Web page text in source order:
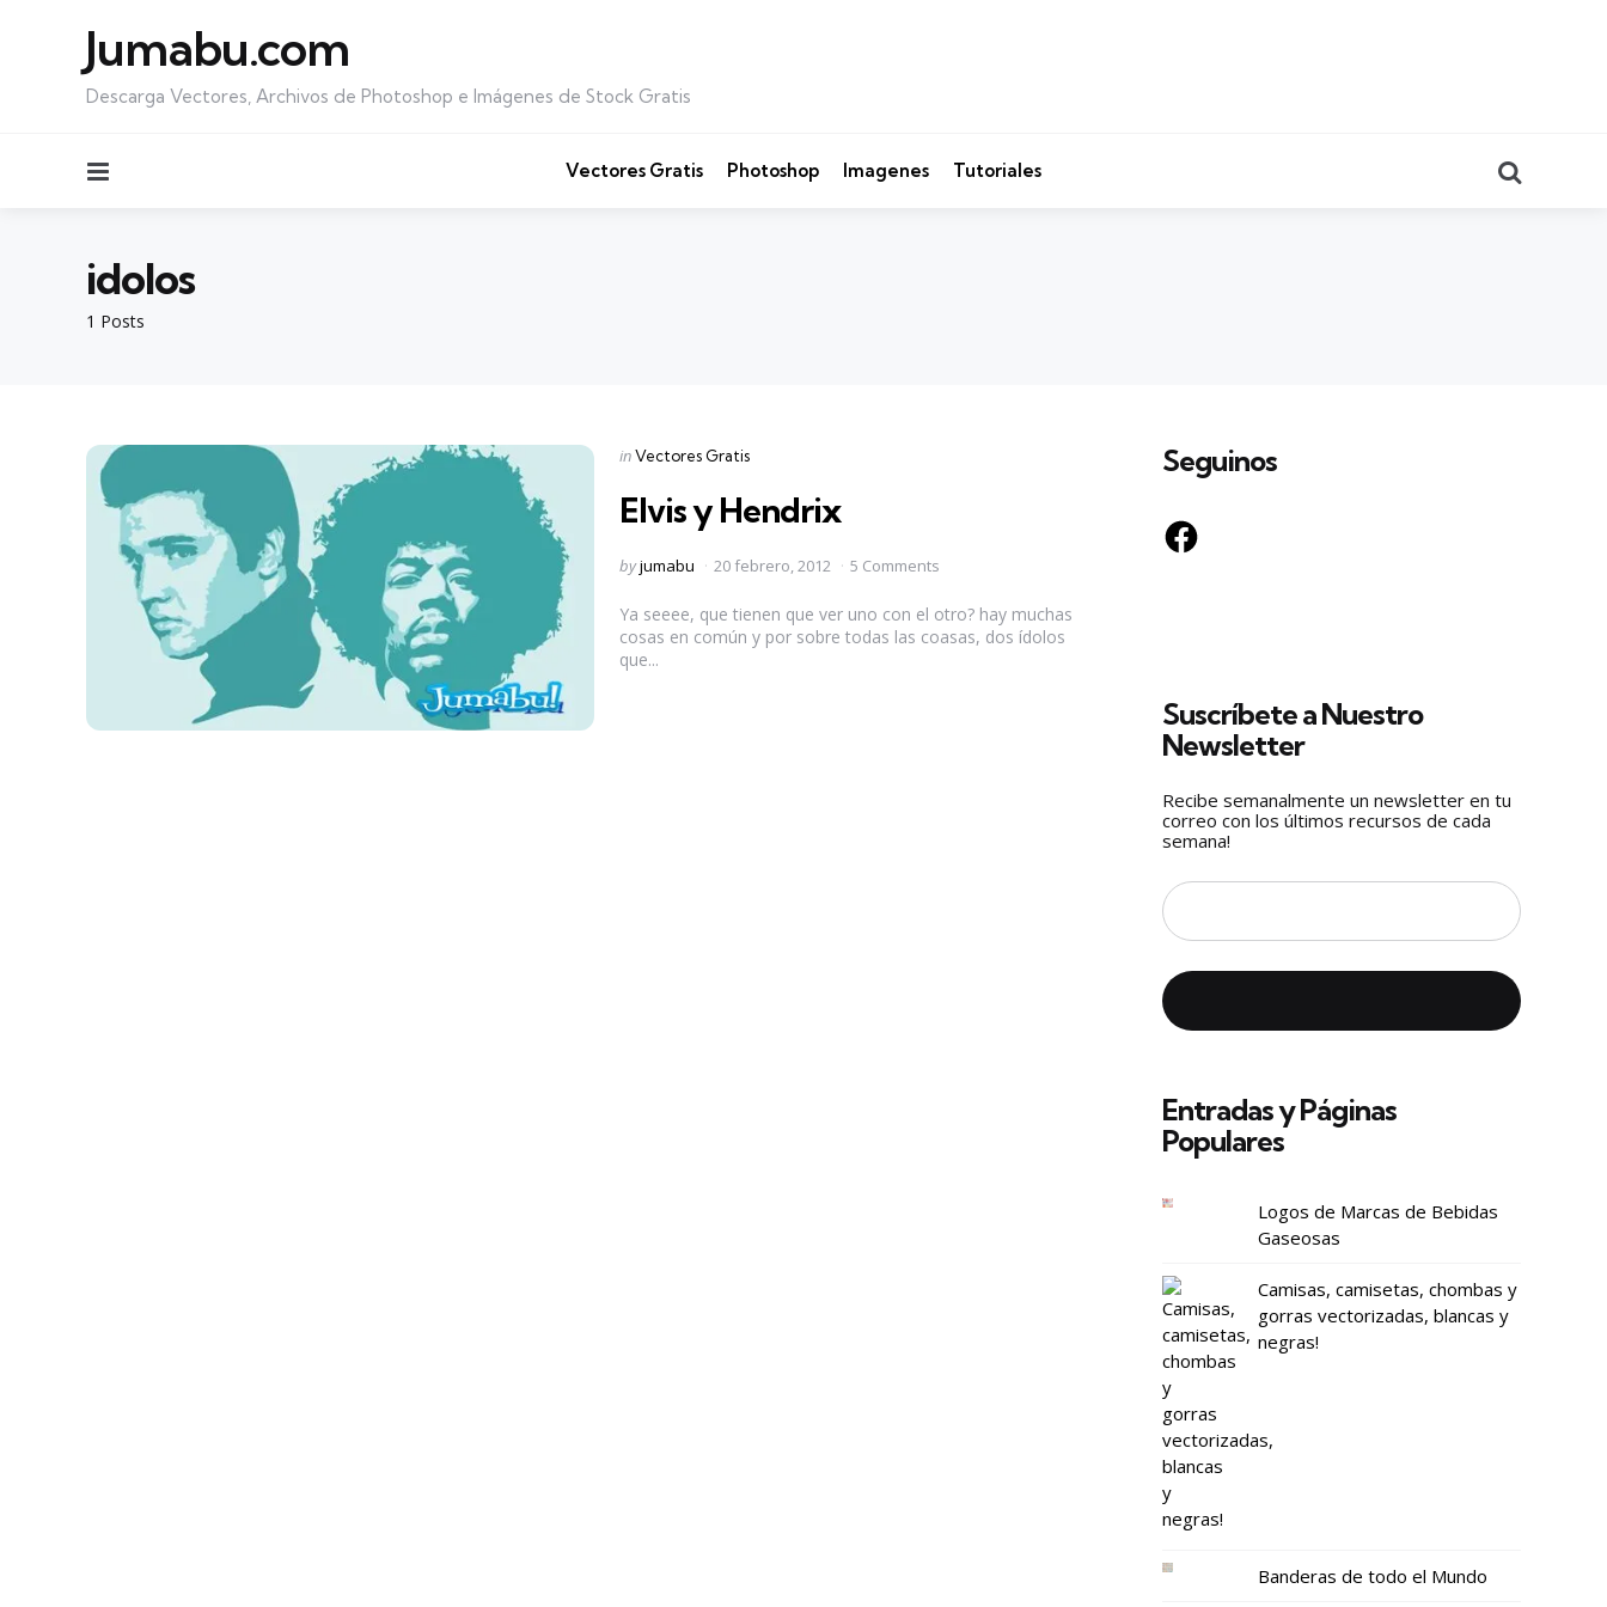
Jumabu.com
Descarga Vectores, Archivos de Photoshop e Imágenes de Stock Gratis
Vectores Gratis Photoshop Imagenes Tutoriales
1 Posts
idolos
Categories
Posted
in Vectores Gratis
Elvis y Hendrix
Posted
byjumabu 20 febrero, 2012 5 Comments
Ya seeee, que tienen que ver uno con el otro? hay muchas
cosas en común y por sobre todas las coasas, dos ídolos
que...
Seguinos
Facebook
Suscríbete a Nuestro
Newsletter
Recibe semanalmente un newsletter en tu
correo con los últimos recursos de cada
semana!
Entradas y Páginas
Populares
Logos de Marcas de Bebidas
Gaseosas
Camisas, camisetas, chombas y
gorras vectorizadas, blancas y
negras!
Banderas de todo el Mundo